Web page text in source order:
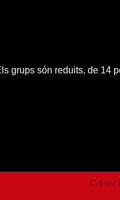
grups són reduits, de 14